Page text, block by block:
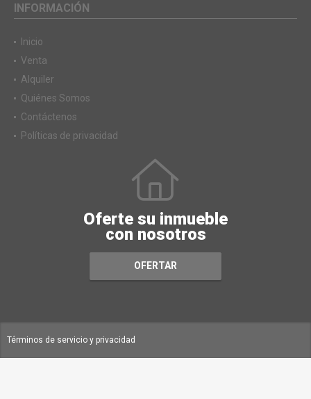
INFORMACIÓN
Inicio
Venta
Alquiler
Quiénes Somos
Contáctenos
Políticas de privacidad
Oferte su inmueble
con nosotros
OFERTAR
Términos de servicio y privacidad